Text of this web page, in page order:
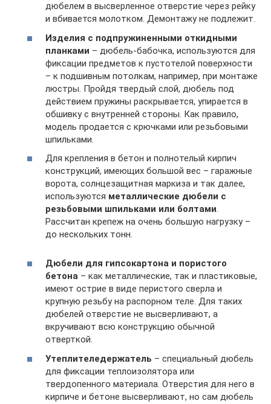
дюбелем в высверленное отверстие через рейку
и вбивается молотком. Демонтажу не подлежит.
Изделия с подпружиненными откидными
планками – дюбель-бабочка, используются для
фиксации предметов к пустотелой поверхности
– к подшивным потолкам, например, при монтаже
люстры. Пройдя твердый слой, дюбель под
действием пружины раскрывается, упирается в
обшивку с внутренней стороны. Как правило,
модель продается с крючками или резьбовыми
шпильками.
Для крепления в бетон и полнотелый кирпич
конструкций, имеющих большой вес – гаражные
ворота, солнцезащитная маркиза и так далее,
используются металлические дюбели с
резьбовыми шпильками или болтами.
Рассчитан крепеж на очень большую нагрузку –
до нескольких тонн.
Дюбели для гипсокартона и пористого
бетона – как металлические, так и пластиковые,
имеют острие в виде перистого сверла и
крупную резьбу на распорном теле. Для таких
дюбелей отверстие не высверливают, а
вкручивают всю конструкцию обычной
отверткой.
Утеплителедержатель – специальный дюбель
для фиксации теплоизолятора или
твердопенного материала. Отверстия для него в
кирпиче и бетоне высверливают, но сам дюбель